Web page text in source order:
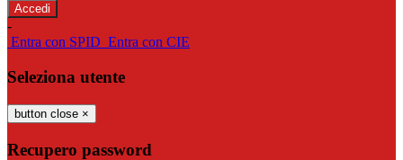
-
Entra con SPID Entra con CIE
Seleziona utente
button close ×
Recupero password